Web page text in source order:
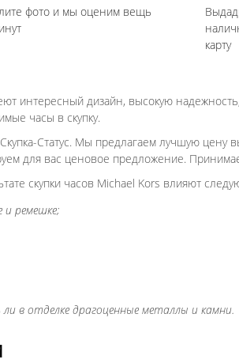
фото и мы оценим вещь
карту
интересный дизайн, высокую
часы в скупку.
Статус. Мы предлагаем лучшую цену
для вас ценовое предложение.
скупки часов Michael Kors влияют
ремешке;
в отделке драгоценные металлы и камни.